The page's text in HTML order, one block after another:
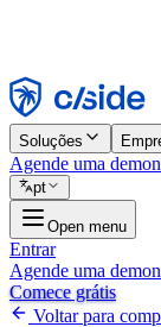
Rejeitar
Soluções
Agende uma
pt
Open menu
Entrar
Agende uma
Comece grátis
Voltar para